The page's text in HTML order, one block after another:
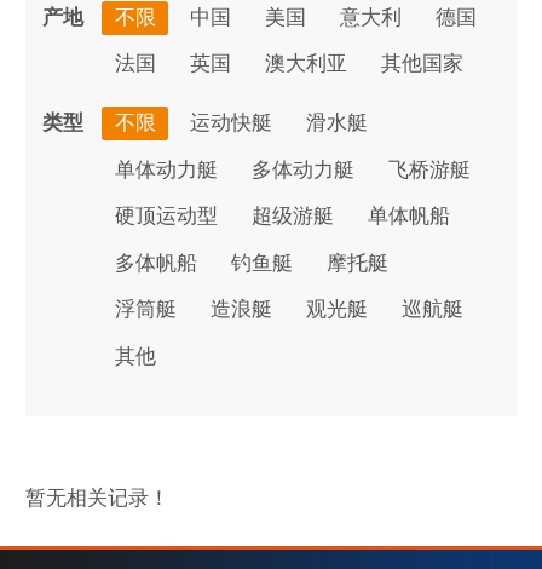
产地 不限 中国 美国 意大利 德国
法国 英国 澳大利亚 其他国家
类型 不限 运动快艇 滑水艇
单体动力艇 多体动力艇 飞桥游艇
硬顶运动型 超级游艇 单体帆船
多体帆船 钓鱼艇 摩托艇
浮筒艇 造浪艇 观光艇 巡航艇
其他
暂无相关记录！